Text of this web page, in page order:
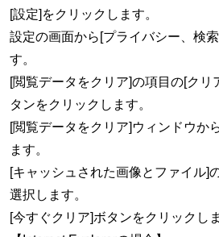
[設定]をクリックします。
設定の画面から[プライバシー、検
す。
[閲覧データをクリア]の項目の[クリ
タンをクリックします。
[閲覧データをクリア]ウィンドウか
ます。
[キャッシュされた画像とファイル]
選択します。
[今すぐクリア]ボタンをクリックしま